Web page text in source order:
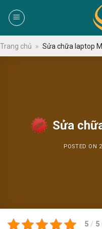
Trang chủ » Sửa chữa laptop
Sửa
POSTED ON
5 / 5